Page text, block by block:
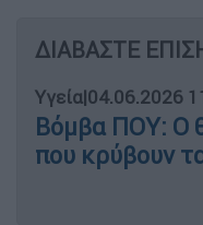
ΔΙΑΒΑΣΤΕ
Υγεία|04.06.2026
Βόμβα ΠΟΥ: Ο
που κρύβουν